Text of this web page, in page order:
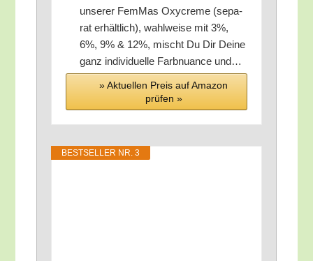
unse­rer FemMas Oxy­creme (sepa­
rat erhält­lich), wahl­wei­se mit 3%,
6%, 9% & 12%, mischt Du Dir Dei­ne
ganz indi­vi­du­el­le Farb­nu­an­ce und…
» Aktu­el­len Preis auf Ama­zon
prü­fen »
BEST­SEL­LER NR. 3